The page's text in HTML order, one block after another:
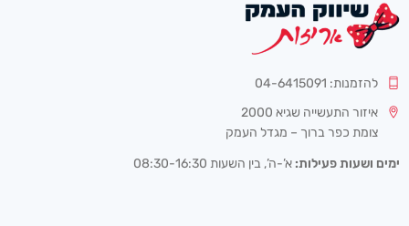
להזמנות: 04-6415091
איזור התעשייה שגיא 2000
צומת כפר ברוך – מגדל העמק
ימים ושעות פעילות: א’-ה’, בין השעות 08:30-16:30